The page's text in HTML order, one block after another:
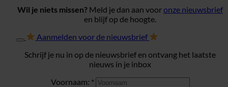
Wil je niets missen? Meld je dan aan vooronze nieuwsbrief
en blijf op de hoogte.
Aanmelden voor de nieuwsbrief
Schrijf je nu in op de nieuwsbrief en ontvang het laatste
nieuws in je inbox
Voornaam: *